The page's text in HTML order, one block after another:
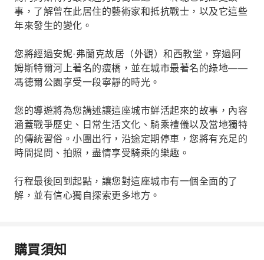
事，了解曾在此居住的藝術家和抵抗戰士，以及它這些
年來發生的變化。
您將經過安妮·弗蘭克故居（外觀）和西教堂，穿過阿
姆斯特爾河上著名的瘦橋，並在城市最著名的綠地——
馮德爾公園享受一段寧靜的時光。
您的導遊將為您講述讓這座城市鮮活起來的故事，內容
涵蓋戰爭歷史、日常生活文化、騎乘禮儀以及當地獨特
的傳統習俗。小團出行，沿途定期停車，您將有充足的
時間提問、拍照，盡情享受騎乘的樂趣。
行程最後回到起點，讓您對這座城市有一個全面的了
解，並有信心獨自探索更多地方。
購買須知